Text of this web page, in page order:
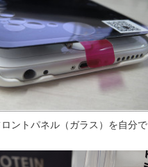
ントパネル（ガラス）を自分で